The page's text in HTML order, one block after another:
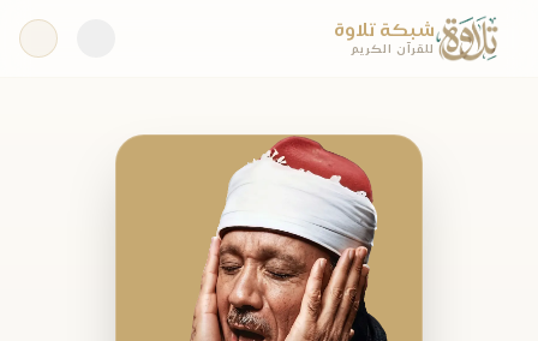
شبكة تلاوة
للقرآن الكريم